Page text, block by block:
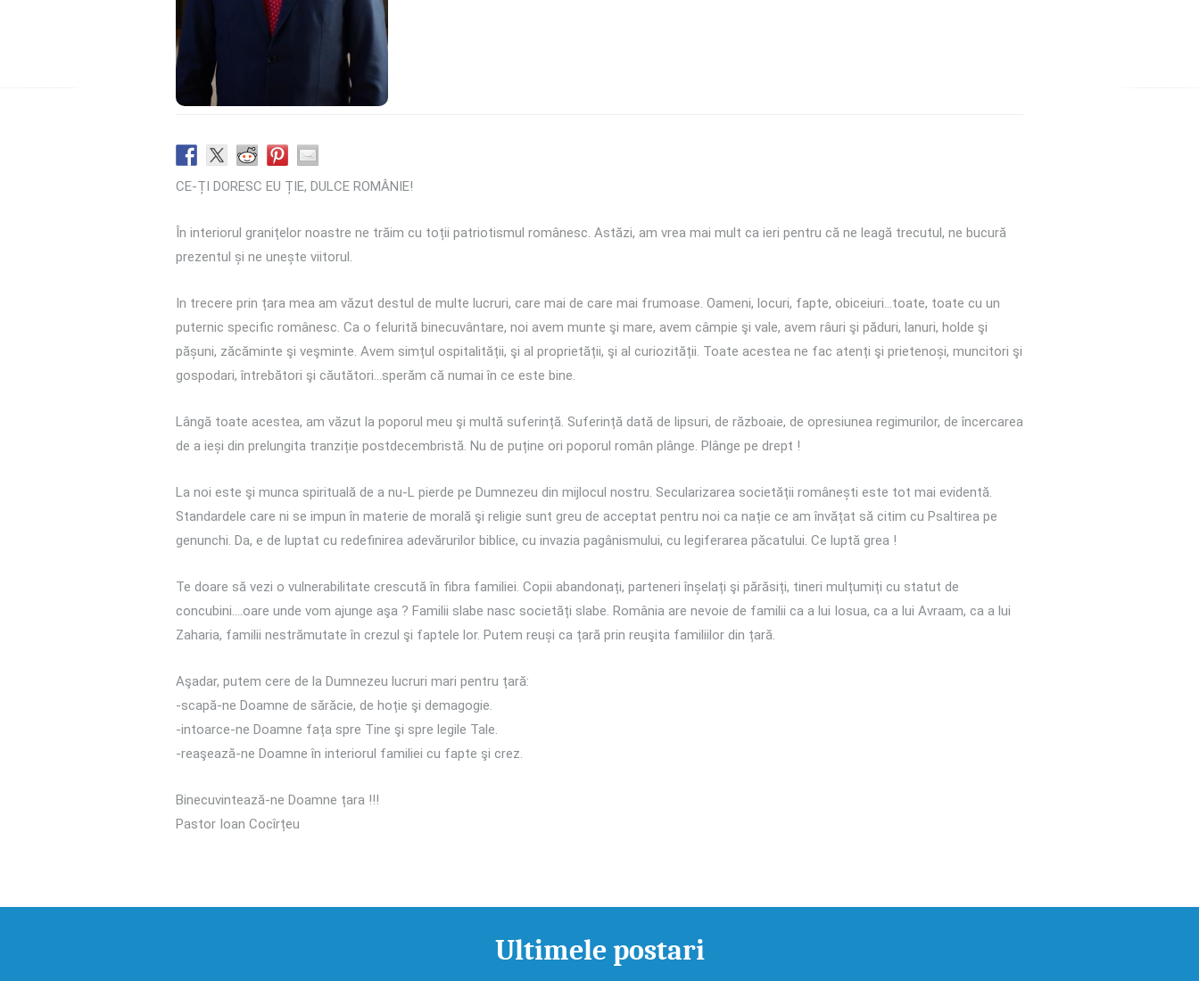
CE-ȚI DORESC EU ȚIE, DULCE ROMÂNIE!
În interiorul granițelor noastre ne trăim cu toții patriotismul românesc. Astăzi, am vrea mai mult ca ieri pentru că ne leagă trecutul, ne bucură
prezentul și ne unește viitorul.
In trecere prin țara mea am văzut destul de multe lucruri, care mai de care mai frumoase. Oameni, locuri, fapte, obiceiuri…toate, toate cu un
puternic specific românesc. Ca o felurită binecuvântare, noi avem munte şi mare, avem câmpie şi vale, avem râuri şi păduri, lanuri, holde şi
pășuni, zăcăminte şi veşminte. Avem simțul ospitalității, şi al proprietății, şi al curiozității. Toate acestea ne fac atenți şi prietenoși, muncitori şi
gospodari, întrebători şi căutători…sperăm că numai în ce este bine.
Lângă toate acestea, am văzut la poporul meu şi multă suferință. Suferință dată de lipsuri, de războaie, de opresiunea regimurilor, de încercarea
de a ieși din prelungita tranziție postdecembristă. Nu de puține ori poporul român plânge. Plânge pe drept !
La noi este şi munca spirituală de a nu-L pierde pe Dumnezeu din mijlocul nostru. Secularizarea societății românești este tot mai evidentă.
Standardele care ni se impun în materie de morală şi religie sunt greu de acceptat pentru noi ca nație ce am învățat să citim cu Psaltirea pe
genunchi. Da, e de luptat cu redefinirea adevărurilor biblice, cu invazia pagânismului, cu legiferarea păcatului. Ce luptă grea !
Te doare să vezi o vulnerabilitate crescută în fibra familiei. Copii abandonați, parteneri înșelați şi părăsiți, tineri mulțumiți cu statut de
concubini….oare unde vom ajunge aşa ? Familii slabe nasc societăți slabe. România are nevoie de familii ca a lui Iosua, ca a lui Avraam, ca a lui
Zaharia, familii nestrămutate în crezul şi faptele lor. Putem reuși ca țară prin reuşita familiilor din țară.
Aşadar, putem cere de la Dumnezeu lucruri mari pentru țară:
-scapă-ne Doamne de sărăcie, de hoție şi demagogie.
-intoarce-ne Doamne fața spre Tine şi spre legile Tale.
-reaşează-ne Doamne în interiorul familiei cu fapte şi crez.
Binecuvintează-ne Doamne țara !!!
Pastor Ioan Cocîrțeu
Ultimele postari